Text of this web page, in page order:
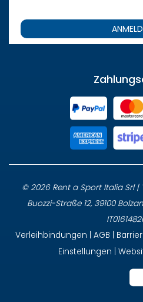
© 2026 Rent a Sport Italia Srl
Buozzi-Straße 12, 39100
Verleihbindungen
AGB
Einstellungen |